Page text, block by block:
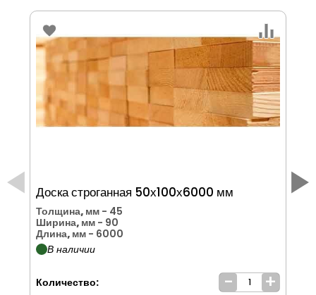
Доска строганная 50х100х6000 мм
Толщина, мм - 45
Ширина, мм - 90
Длина, мм - 6000
В наличии
Количество: - +